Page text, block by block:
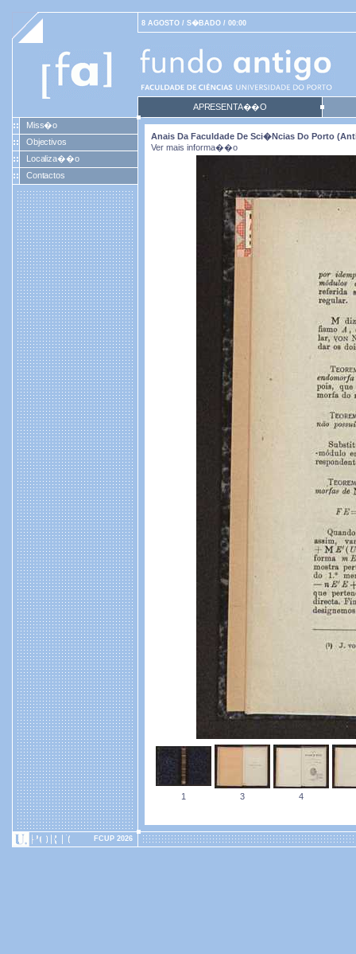
8 AGOSTO / S�BADO / 00:00
APRESENTA��O
Miss�o
Objectivos
Localiza��o
Contactos
Anais Da Faculdade De Sci�ncias Do Porto
Ver mais informa��o
1 3 4
FCUP 2026